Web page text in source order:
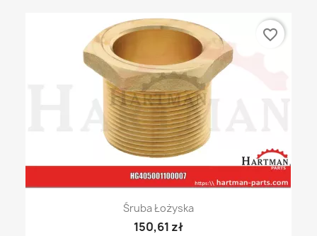
Śruba Łożyska
150,61 zł
favorite_border